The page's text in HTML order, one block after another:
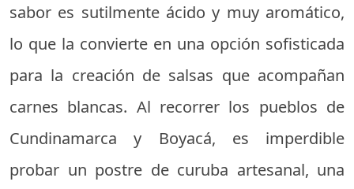
sabor es sutilmente ácido y muy aromático,
lo que la convierte en una opción sofisticada
para la creación de salsas que acompañan
carnes blancas. Al recorrer los pueblos de
Cundinamarca y Boyacá, es imperdible
probar un postre de curuba artesanal, una